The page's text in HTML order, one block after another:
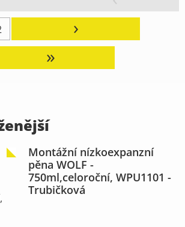
›
»
Montážní nízkoexpanzní
pěna WOLF -
750ml,celoroční, WPU1101 -
Trubičková